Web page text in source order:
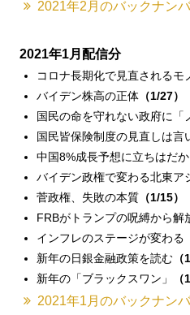
2021年2月のバックナン
2021年1月配信分
コロナ長期化で見直されるモ
バイデン株高の正体 （1/27）
国民の命を守れない政府に「
国民皆保険制度の見直しは言
中国8%成長予想に立ちはだ
バイデン政権で変わる北東ア
菅政権、失敗の本質 （1/15）
FRBがトランプの呪縛から解
インフレのステージが変わる
新年の日銀金融政策を読む （
新年の「ブラックスワン」
（
2021年1月のバックナン